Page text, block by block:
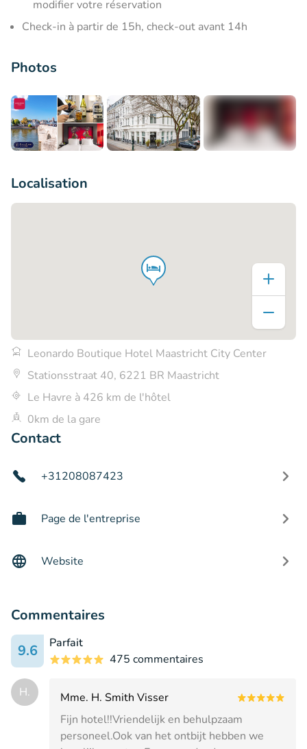
modifier votre réservation
Check-in à partir de 15h, check-out avant 14h
Photos
Localisation
Leonardo Boutique Hotel Maastricht City Center
Stationsstraat 40, 6221 BR Maastricht
Le Havre à 426 km de l'hôtel
0km de la gare
Contact
+31208087423
Page de l'entreprise
Website
Commentaires
9.6
Parfait
475 commentaires
H.
Mme. H. Smith Visser
Fijn hotel!!Vriendelijk en behulpzaam
personeel.Ook van het ontbijt hebben we